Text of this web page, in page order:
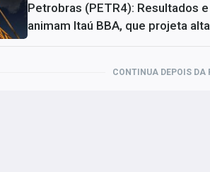
Petrobras (PETR4): Resultados
animam Itaú BBA, que projeta
CONTINUA DEPOIS DA